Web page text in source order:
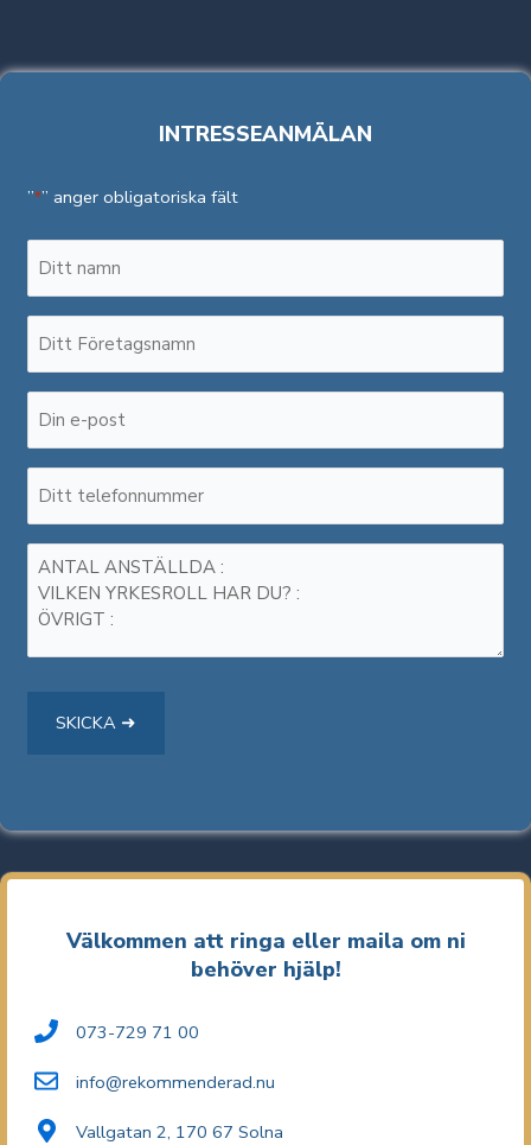
INTRESSEANMÄLAN
”*” anger obligatoriska fält
post
*
Meddelande
Välkommen att ringa eller maila om ni
behöver hjälp!
073-729 71 00
info@rekommenderad.nu
Vallgatan 2, 170 67 Solna